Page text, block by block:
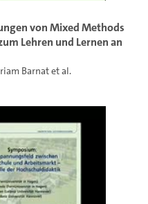
von Mixed Methods
Lehren und Lernen an
Barnatet al.